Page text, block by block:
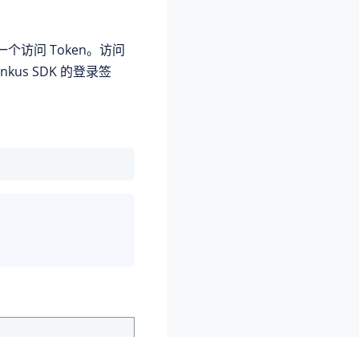
个访问 Token。访问
SDK 的登录签